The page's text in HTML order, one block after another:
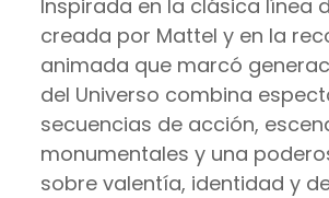
Inspirada en la clásica línea
creada por Mattel y en la
animada que marcó
del Universo combina
secuencias de acción,
monumentales y una
sobre valentía, identidad y